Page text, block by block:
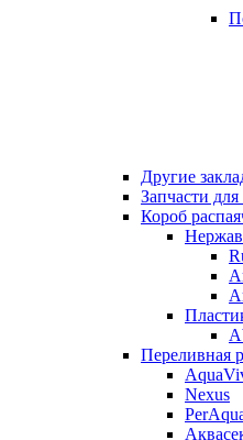
Другие
Запчасти
Короб
Переливная
Nexus